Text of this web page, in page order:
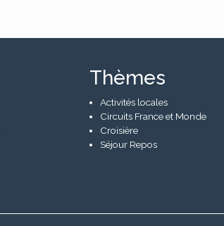
Thèmes
Activités locales
Circuits France et Monde
Croisière
Séjour Repos